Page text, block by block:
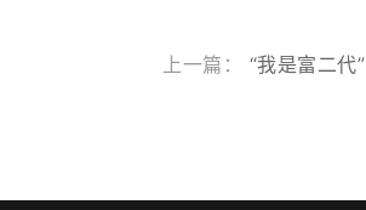
上一篇： “我是富二代”